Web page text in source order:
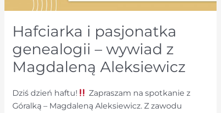
Hafciarka i pasjonatka
genealogii – wywiad z
Magdaleną Aleksiewicz
Dziś dzień haftu!
Zapraszam na spotkanie z
Góralką – Magdaleną Aleksiewicz. Z zawodu